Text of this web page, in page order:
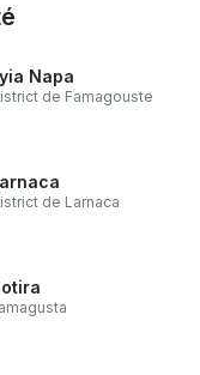
Napa
de Famagouste
de Larnaca